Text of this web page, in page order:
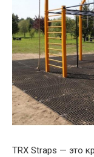
TRX Straps — это